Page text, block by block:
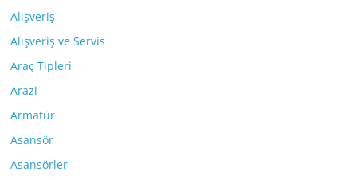
Alışveriş
Alışveriş ve Servis
Araç Tipleri
Arazi
Armatür
Asansör
Asansörler